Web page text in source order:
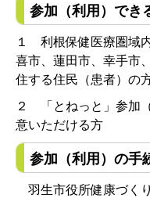
参加（利用）でき
１ 利根保健医療圏域
喜市、蓮田市、幸手市
住する住民（患者）の
２ 「とねっと」参加
意いただける方
参加（利用）の手
羽生市役所健康づく